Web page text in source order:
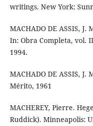
writings. New York:
MACHADO DE ASSIS, J.
In: Obra Completa, vol.
1994.
MACHADO DE ASSIS, J.
Mérito, 1961
MACHEREY, Pierre.
Ruddick). Minneapolis: